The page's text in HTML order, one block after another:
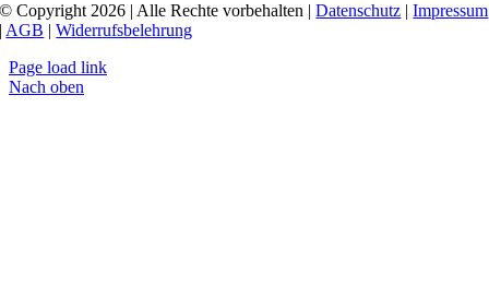
© Copyright 2026 | Alle Rechte vorbehalten |Datenschutz |Impressum
| AGB |Widerrufsbelehrung
Page load link
Nach oben